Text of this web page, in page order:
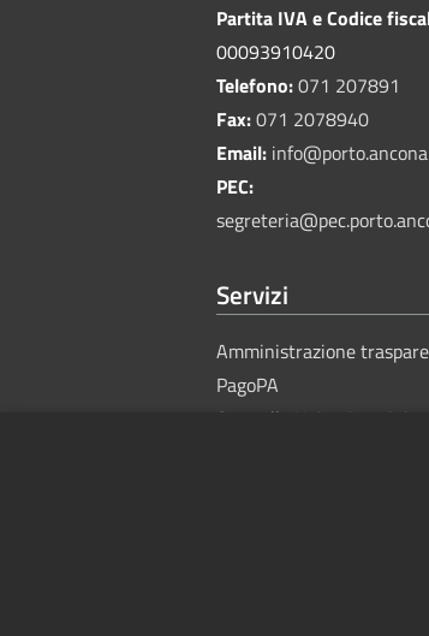
Partita IVA e Codice
00093910420
Telefono:071 207891
Fax:071 2078940
Email:
PEC:
Servizi
Amministrazione
PagoPA
Sportello Unico